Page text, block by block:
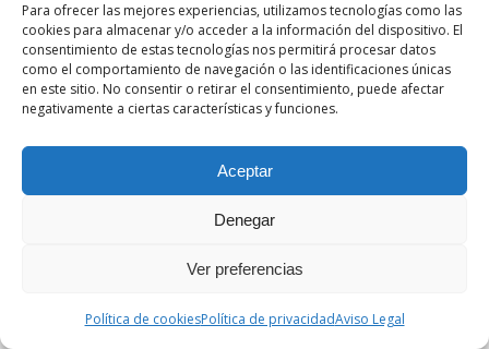
Para ofrecer las mejores experiencias, utilizamos tecnologías como las
cookies para almacenar y/o acceder a la información del dispositivo. El
consentimiento de estas tecnologías nos permitirá procesar datos
como el comportamiento de navegación o las identificaciones únicas
en este sitio. No consentir o retirar el consentimiento, puede afectar
negativamente a ciertas características y funciones.
Aceptar
Denegar
Ver preferencias
Política de cookiesPolítica de privacidadAviso Legal
Términos y condiciones|Política de privacidad|Aviso legal|
Política de cookies